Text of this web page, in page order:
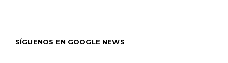
SÍGUENOS EN GOOGLE NEWS